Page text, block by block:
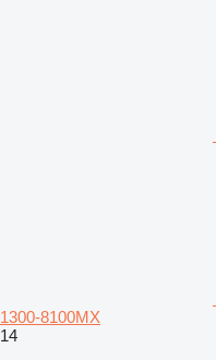
1300-8100MX
14